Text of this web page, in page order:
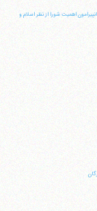
اهميت شورا از نظر اسلام و